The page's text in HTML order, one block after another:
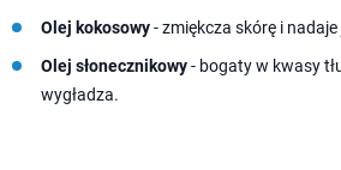
Olej kokosowy- zmiękcza skórę i
Olej słonecznikowy- bogaty w kwasy
wygładza.